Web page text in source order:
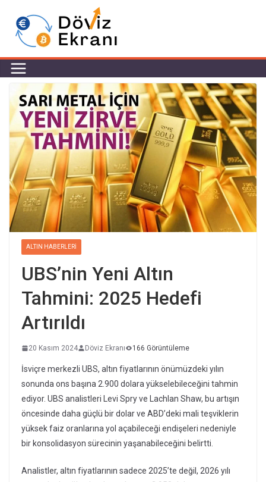
ALTIN HABERLERI
UBS’nin Yeni Altın
Tahmini: 2025 Hedefi
Artırıldı
20 Kasım 2024 Döviz Ekranı 166 Görüntüleme
İsviçre merkezli UBS, altın fiyatlarının önümüzdeki yılın
sonunda ons başına 2.900 dolara yükselebileceğini tahmin
ediyor. UBS analistleri Levi Spry ve Lachlan Shaw, bu artışın
öncesinde daha güçlü bir dolar ve ABD’deki mali teşviklerin
yüksek faiz oranlarına yol açabileceği endişeleri nedeniyle
bir konsolidasyon sürecinin yaşanabileceğini belirtti.
Analistler, altın fiyatlarının sadece 2025’te değil, 2026 yılı